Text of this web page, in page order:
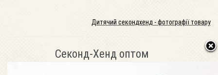
Дитячий секондхенд - фотографії товару
Секонд-Хенд оптом